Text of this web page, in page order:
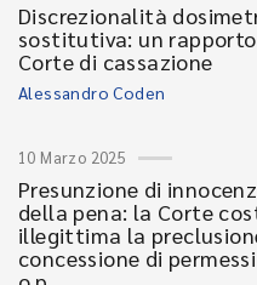
Discrezionalità
sostitutiva: un
Corte di cassazione
Alessandro Coden
10 Marzo 2025
Presunzione di
della pena: la Corte
illegittima la
concessione di